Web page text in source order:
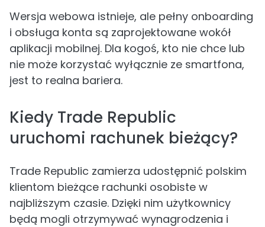
Wersja webowa istnieje, ale pełny onboarding
i obsługa konta są zaprojektowane wokół
aplikacji mobilnej. Dla kogoś, kto nie chce lub
nie może korzystać wyłącznie ze smartfona,
jest to realna bariera.
Kiedy Trade Republic
uruchomi rachunek bieżący?
Trade Republic zamierza udostępnić polskim
klientom bieżące rachunki osobiste w
najbliższym czasie. Dzięki nim użytkownicy
będą mogli otrzymywać wynagrodzenia i